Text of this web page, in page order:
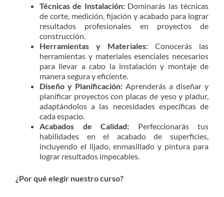
Técnicas de Instalación:Dominarás las técnicas
de corte, medición, fijación y acabado para lograr
resultados profesionales en proyectos de
construcción.
Herramientas y Materiales: Conocerás las
herramientas y materiales esenciales necesarios
para llevar a cabo la instalación y montaje de
manera segura y eficiente.
Diseño y Planificación: Aprenderás a diseñar y
planificar proyectos con placas de yeso y pladur,
adaptándolos a las necesidades específicas de
cada espacio.
Acabados de Calidad: Perfeccionarás tus
habilidades en el acabado de superficies,
incluyendo el lijado, enmasillado y pintura para
lograr resultados impecables.
¿Por qué elegir nuestro curso?